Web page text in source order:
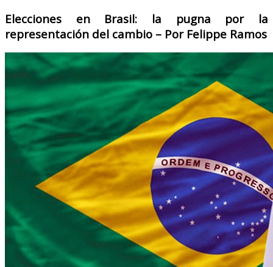
Elecciones en Brasil: la pugna por la
representación del cambio – Por Felippe Ramos